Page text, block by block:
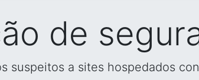
de
suspeitos a sites hospedados